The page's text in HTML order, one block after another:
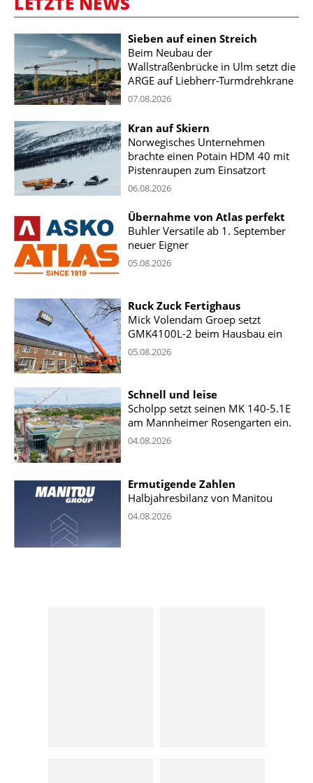
Sieben auf einen Streich
Beim Neubau der
Wallstraßenbrücke in Ulm setzt die
ARGE auf Liebherr-Turmdrehkrane
07.08.2026
Kran auf Skiern
Norwegisches Unternehmen
brachte einen Potain HDM 40 mit
Pistenraupen zum Einsatzort
06.08.2026
Übernahme von Atlas perfekt
Buhler Versatile ab 1. September
neuer Eigner
05.08.2026
Ruck Zuck Fertighaus
Mick Volendam Groep setzt
GMK4100L-2 beim Hausbau ein
05.08.2026
Schnell und leise
Scholpp setzt seinen MK 140-5.1E
am Mannheimer Rosengarten ein.
04.08.2026
Ermutigende Zahlen
Halbjahresbilanz von Manitou
04.08.2026